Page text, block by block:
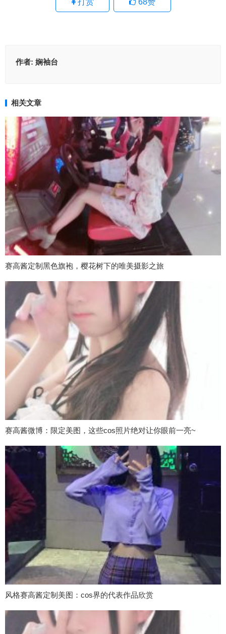
打赏 68赞
作者: 娴袖台
相关文章
赛高酱定制黑色旗袍，樱花树下的唯美摄影之旅
赛高酱微博：限定美图，这些cos照片绝对让你眼前一亮~
风格赛高酱定制美图：cos界的代表作品欣赏